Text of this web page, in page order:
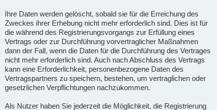
Ihre Daten werden gelöscht, sobald sie für die Erreichung des
Zweckes ihrer Erhebung nicht mehr erforderlich sind. Dies ist für
die während des Registrierungsvorgangs zur Erfüllung eines
Vertrags oder zur Durchführung vorvertraglicher Maßnahmen
dann der Fall, wenn die Daten für die Durchführung des Vertrages
nicht mehr erforderlich sind. Auch nach Abschluss des Vertrags
kann eine Erforderlichkeit, personenbezogene Daten des
Vertragspartners zu speichern, bestehen, um vertraglichen oder
gesetzlichen Verpflichtungen nachzukommen.
Als Nutzer haben Sie jederzeit die Möglichkeit, die Registrierung